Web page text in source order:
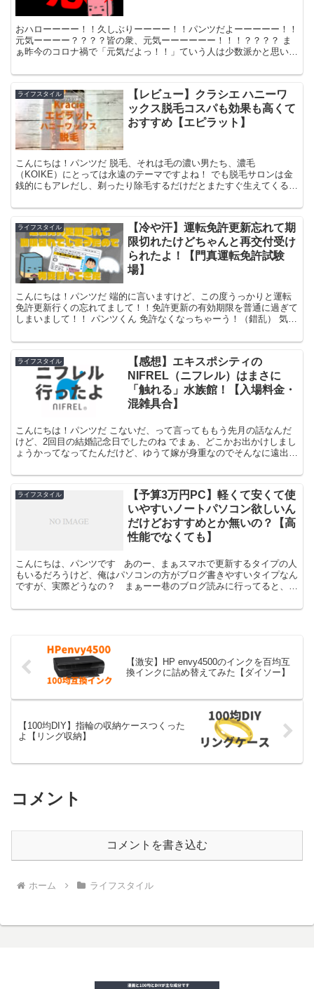
おハローーーー！！久しぶりーーーー！！パンツだよーーーーー！！
元気ーーーー？？？？皆の衆、元気ーーーーーー！！！？？？？ ま
ぁ昨今のコロナ禍で「元気だよっ！！」ていう人は少数派かと思いま
ライフスタイル
【レビュー】クラシエ ハニーワ
ックス脱毛コスパも効果も高くて
おすすめ【エピラット】
こんにちは！パンツだ 脱毛、それは毛の濃い男たち、濃毛
（KOIKE）にとっては永遠のテーマですよね！ でも脱毛サロンは金
銭的にもアレだし、剃ったり除毛するだけだとまたすぐ生えてくる
ライフスタイル
【冷や汗】運転免許更新忘れて期
限切れたけどちゃんと再交付受け
られたよ！【門真運転免許試験
場】
こんにちは！パンツだ 端的に言いますけど、この度うっかりと運転
免許更新行くの忘れてまして！！免許更新の有効期限を普通に過ぎて
しまいまして！！ パンツくん 免許なくなっちゃーう！（錯乱） 気づ
ライフスタイル
【感想】エキスポシティの
NIFREL（ニフレル）はまさに
「触れる」水族館！【入場料金・
混雑具合】
こんにちは！パンツだ こないだ、って言ってももう先月の話なんだ
けど、2回目の結婚記念日でしたのね でまぁ、どこかお出かけしまし
ょうかってなってたんだけど、ゆうて嫁が身重なのでそんなに遠出も
ライフスタイル
【予算3万円PC】軽くて安くて使
いやすいノートパソコン欲しいん
だけどおすすめとか無いの？【高
性能でなくても】
こんにちは、パンツです あのー、まぁスマホで更新するタイプの人
もいるだろうけど、俺はパソコンの方がブログ書きやすいタイプなん
ですが、実際どうなの？ まぁーー巷のブログ読みに行ってると、ブ
【激安】HP envy4500のインクを百均互
換インクに詰め替えてみた【ダイソー】
【100均DIY】指輪の収納ケースつくった
よ【リング収納】
コメント
コメントを書き込む
ホーム ライフスタイル